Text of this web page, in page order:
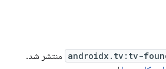
androidx.tv:tv- منتشر شد.